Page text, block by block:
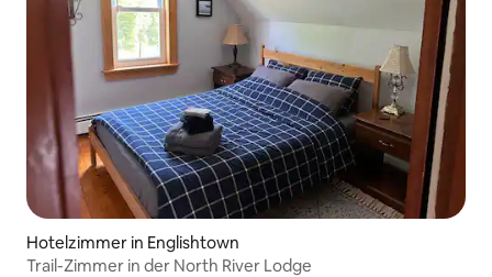
Hotelzimmer in Englishtown
Trail-Zimmer in der North River Lodge